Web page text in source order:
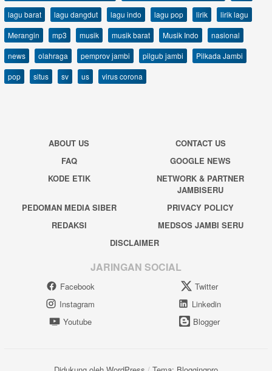
lagu barat
lagu dangdut lagu indo lagu pop lirik
lirik lagu
Merangin
mp3 musik musik barat Musik Indo
nasional
news
olahraga pemprov jambi pilgub jambi
Pilkada Jambi
pop
situs sv us virus corona
ABOUT US
CONTACT US
FAQ
GOOGLE NEWS
KODE ETIK
NETWORK & PARTNER
JAMBISERU
PEDOMAN MEDIA SIBER
PRIVACY POLICY
REDAKSI
MEDSOS JAMBI SERU
DISCLAIMER
JARINGAN SOCIAL
Facebook
Twitter
Instagram
Linkedin
Youtube
Blogger